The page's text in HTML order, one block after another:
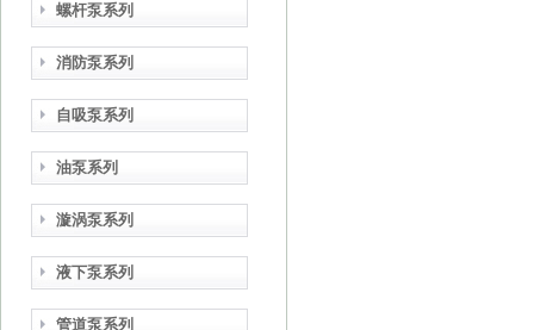
螺杆泵系列
消防泵系列
自吸泵系列
油泵系列
漩涡泵系列
液下泵系列
管道泵系列